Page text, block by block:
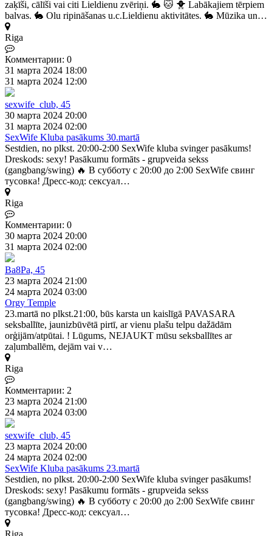
zaķīši, cālīši vai citi Lieldienu zvēriņi. 🐇 🐱 🐥 Labākajiem tērpiem
balvas. 🐇 Olu ripināšanas u.c.Lieldienu aktivitātes. 🐇 Mūzika un…
Riga
Комментарии: 0
31 марта 2024 18:00
31 марта 2024 12:00
sexwife_club, 45
30 марта 2024 20:00
31 марта 2024 02:00
SexWife Kluba pasākums 30.martā
Sestdien, no plkst. 20:00-2:00 SexWife kluba svinger pasākums!
Dreskods: sexy! Pasākumu formāts - grupveida sekss
(gangbang/swing) 🔥 В субботу с 20:00 до 2:00 SexWife свинг
тусовка! Дресс-код: сексуал…
Riga
Комментарии: 0
30 марта 2024 20:00
31 марта 2024 02:00
Ba8Pa, 45
23 марта 2024 21:00
24 марта 2024 03:00
Orgy Temple
23.martā no plkst.21:00, būs karsta un kaislīgā PAVASARA
seksballīte, jaunizbūvētā pirtī, ar vienu plašu telpu dažādām
orģijām/atpūtai. ! Lūgums, NEJAUKT mūsu seksballītes ar
zaļumballēm, dejām vai v…
Riga
Комментарии: 2
23 марта 2024 21:00
24 марта 2024 03:00
sexwife_club, 45
23 марта 2024 20:00
24 марта 2024 02:00
SexWife Kluba pasākums 23.martā
Sestdien, no plkst. 20:00-2:00 SexWife kluba svinger pasākums!
Dreskods: sexy! Pasākumu formāts - grupveida sekss
(gangbang/swing) 🔥 В субботу с 20:00 до 2:00 SexWife свинг
тусовка! Дресс-код: сексуал…
Riga